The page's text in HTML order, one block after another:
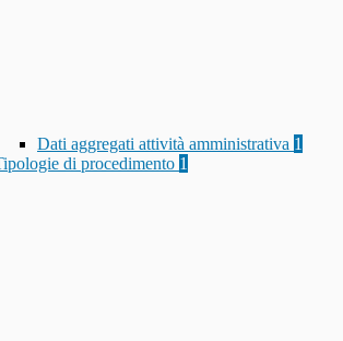
Dati aggregati attività amministrativa 1
di procedimento 1